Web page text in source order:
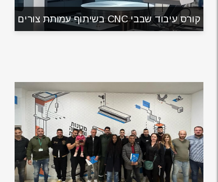
קורס עיבוד שבבי CNC בשיתוף עמותת צורים